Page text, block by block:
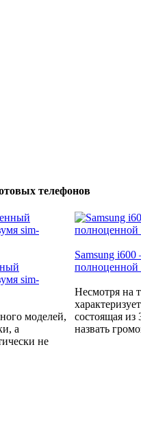
телефонов
sim-
моделей,
а
не
Samsung
полноценной
Несмотря на
состоящая из
назвать